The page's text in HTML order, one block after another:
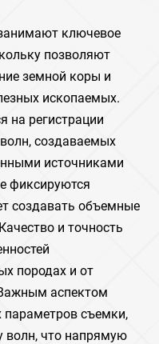
ключевое
позволяют
земной коры и
ископаемых.
на регистрации
создаваемых
источниками
фиксируются
создавать объемные
и точность
породах и от
аспектом
съемки,
волн, что напрямую